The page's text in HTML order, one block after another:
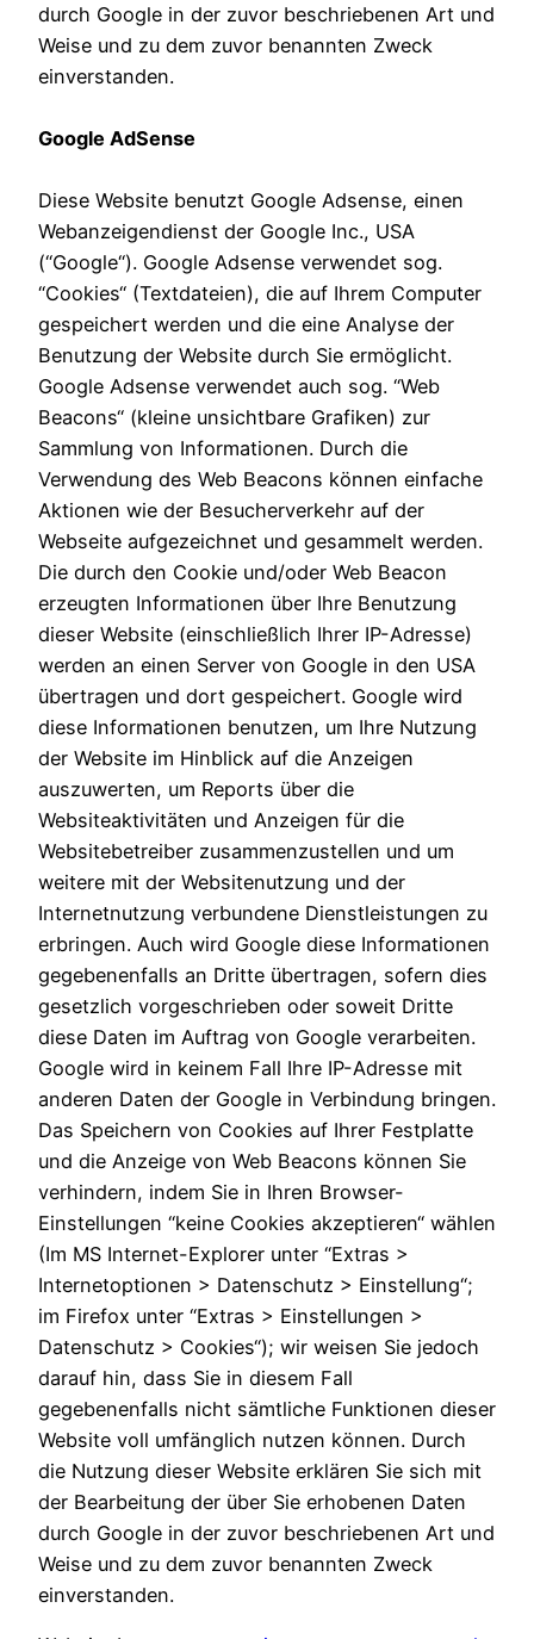
durch Google in der zuvor beschriebenen Art und
Weise und zu dem zuvor benannten Zweck
einverstanden.
Google AdSense
Diese Website benutzt Google Adsense, einen
Webanzeigendienst der Google Inc., USA
(“Google“). Google Adsense verwendet sog.
“Cookies“ (Textdateien), die auf Ihrem Computer
gespeichert werden und die eine Analyse der
Benutzung der Website durch Sie ermöglicht.
Google Adsense verwendet auch sog. “Web
Beacons“ (kleine unsichtbare Grafiken) zur
Sammlung von Informationen. Durch die
Verwendung des Web Beacons können einfache
Aktionen wie der Besucherverkehr auf der
Webseite aufgezeichnet und gesammelt werden.
Die durch den Cookie und/oder Web Beacon
erzeugten Informationen über Ihre Benutzung
dieser Website (einschließlich Ihrer IP-Adresse)
werden an einen Server von Google in den USA
übertragen und dort gespeichert. Google wird
diese Informationen benutzen, um Ihre Nutzung
der Website im Hinblick auf die Anzeigen
auszuwerten, um Reports über die
Websiteaktivitäten und Anzeigen für die
Websitebetreiber zusammenzustellen und um
weitere mit der Websitenutzung und der
Internetnutzung verbundene Dienstleistungen zu
erbringen. Auch wird Google diese Informationen
gegebenenfalls an Dritte übertragen, sofern dies
gesetzlich vorgeschrieben oder soweit Dritte
diese Daten im Auftrag von Google verarbeiten.
Google wird in keinem Fall Ihre IP-Adresse mit
anderen Daten der Google in Verbindung bringen.
Das Speichern von Cookies auf Ihrer Festplatte
und die Anzeige von Web Beacons können Sie
verhindern, indem Sie in Ihren Browser-
Einstellungen “keine Cookies akzeptieren“ wählen
(Im MS Internet-Explorer unter “Extras >
Internetoptionen > Datenschutz > Einstellung“;
im Firefox unter “Extras > Einstellungen >
Datenschutz > Cookies“); wir weisen Sie jedoch
darauf hin, dass Sie in diesem Fall
gegebenenfalls nicht sämtliche Funktionen dieser
Website voll umfänglich nutzen können. Durch
die Nutzung dieser Website erklären Sie sich mit
der Bearbeitung der über Sie erhobenen Daten
durch Google in der zuvor beschriebenen Art und
Weise und zu dem zuvor benannten Zweck
einverstanden.